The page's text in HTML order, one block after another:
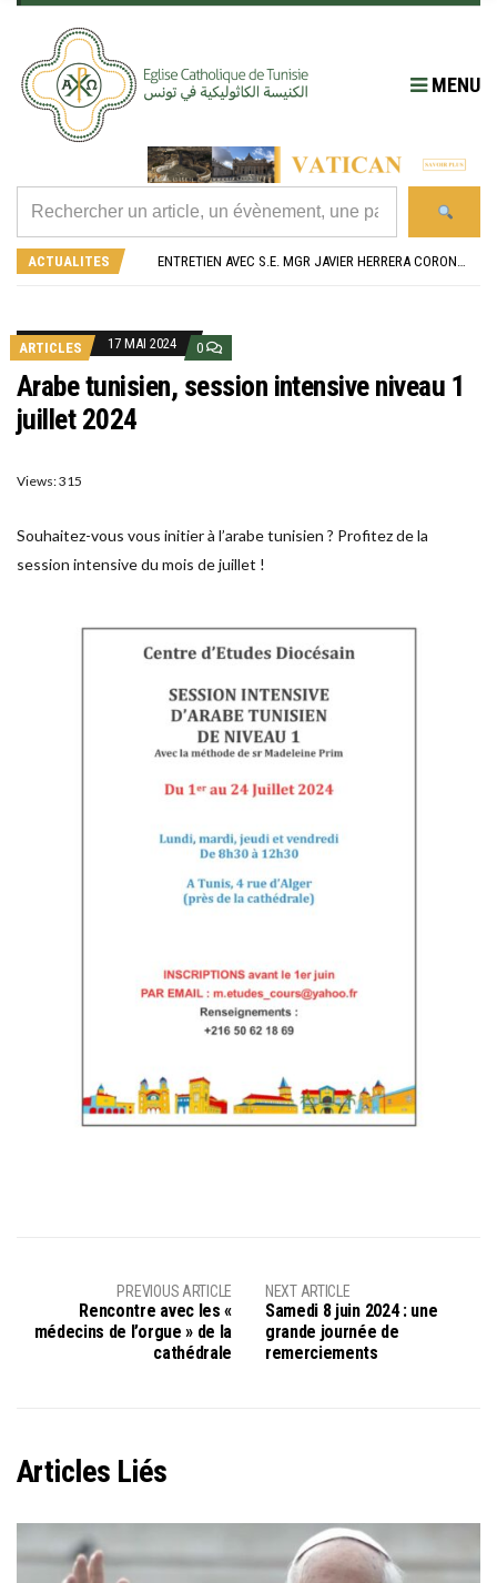
MENU
ACTUALITES
L’ÉCOLE JEANNE D’ARC CÉLÈBRE SES NOUVEAUX BACHELIERS : UNE TRADITION QUI RASSEMBLE
ENTRETIEN AVEC S.E. MGR JAVIER HERRERA CORONA, NONCE APOSTOLIQUE EN ALGÉRIE ET EN TUNISIE
ARTICLES 17 MAI 2024 0
Arabe tunisien, session intensive niveau 1
juillet 2024
Views: 315
Souhaitez-vous vous initier à l’arabe tunisien ? Profitez de la
session intensive du mois de juillet !
PREVIOUS ARTICLE
Rencontre avec les «
médecins de l’orgue » de la
cathédrale
NEXT ARTICLE
Samedi 8 juin 2024 : une
grande journée de
remerciements
Articles Liés